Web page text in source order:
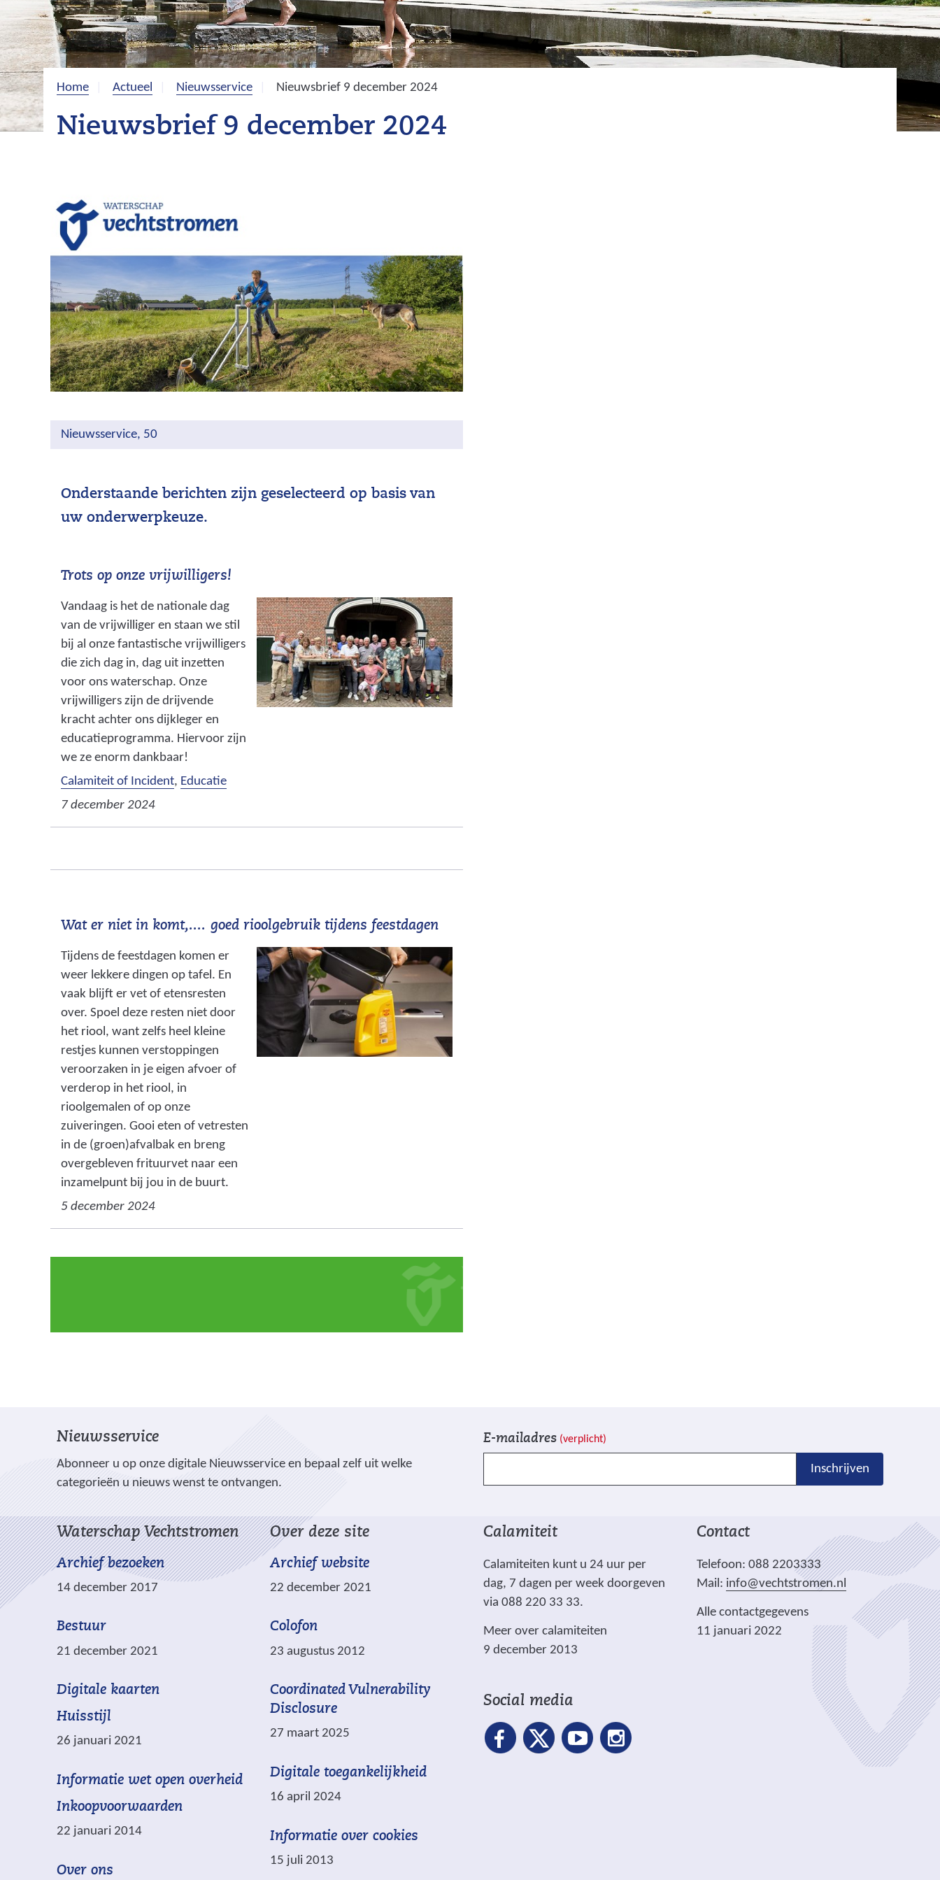
Home Actueel Nieuwsservice Nieuwsbrief 9 december 2024
Nieuwsbrief 9 december 2024
Nieuwsservice, 50
Onderstaande berichten zijn geselecteerd op basis van
uw onderwerpkeuze.
Trots op onze vrijwilligers!
Vandaag is het de nationale dag
van de vrijwilliger en staan we stil
bij al onze fantastische vrijwilligers
die zich dag in, dag uit inzetten
voor ons waterschap. Onze
vrijwilligers zijn de drijvende
kracht achter ons dijkleger en
educatieprogramma. Hiervoor zijn
we ze enorm dankbaar!
Calamiteit of Incident, Educatie
7 december 2024
Wat er niet in komt,.... goed rioolgebruik tijdens feestdagen
Tijdens de feestdagen komen er
weer lekkere dingen op tafel. En
vaak blijft er vet of etensresten
over. Spoel deze resten niet door
het riool, want zelfs heel kleine
restjes kunnen verstoppingen
veroorzaken in je eigen afvoer of
verderop in het riool, in
rioolgemalen of op onze
zuiveringen. Gooi eten of vetresten
in de (groen)afvalbak en breng
overgebleven frituurvet naar een
inzamelpunt bij jou in de buurt.
5 december 2024
Nieuwsservice
Abonneer u op onze digitale Nieuwsservice en bepaal zelf uit welke
categorieën u nieuws wenst te ontvangen.
d
n
e
m
a
k
e
r
m
e
c
r
j
v
e
E-mailadres (verplicht)
Inschrijven
Waterschap Vechtstromen
Archief bezoeken
14 december 2017
Bestuur
21 december 2021
Digitale kaarten(
i
j
Huisstijl
26 januari 2021
Informatie wet open overheid(
Inkoopvoorwaarden
22 januari 2014
Over ons
Over deze site
Archief website
22 december 2021
Colofon
23 augustus 2012
Coordinated Vulnerability
Disclosure
27 maart 2025
Digitale toegankelijkheid
16 april 2024
Informatie over cookies
15 juli 2013
Calamiteit
Calamiteiten kunt u 24 uur per
dag, 7 dagen per week doorgeven
via 088 220 33 33.
Meer over calamiteiten
9 december 2013
Social media
Contact
Telefoon: 088 2203333
Mail: info@vechtstromen.nl
Alle contactgegevens
11 januari 2022